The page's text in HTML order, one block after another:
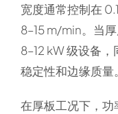
宽度通常控制在
8–15 m/min。当
8–12 kW 级设备
稳定性和边缘质量。
在厚板工况下，